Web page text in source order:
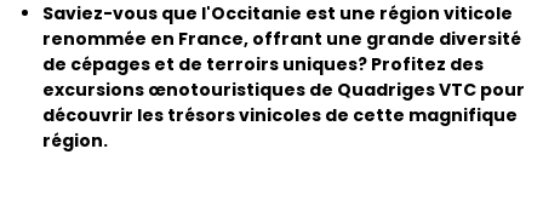
Saviez-vous que l'Occitanie est une région viticole
renommée en France, offrant une grande diversité
de cépages et de terroirs uniques? Profitez des
excursions œnotouristiques de Quadriges VTC pour
découvrir les trésors vinicoles de cette magnifique
région.